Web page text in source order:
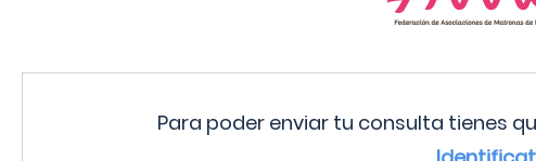
Para poder enviar tu consulta tienes